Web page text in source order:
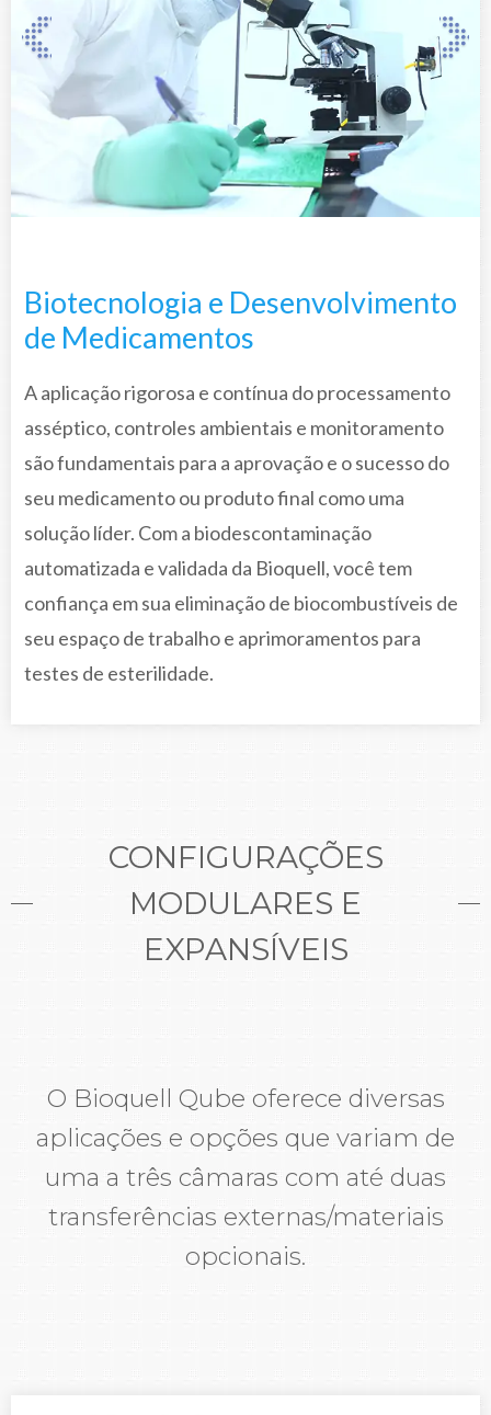
Biotecnologia e Desenvolvimento
de Medicamentos
A aplicação rigorosa e contínua do processamento
asséptico, controles ambientais e monitoramento
são fundamentais para a aprovação e o sucesso do
seu medicamento ou produto final como uma
solução líder. Com a biodescontaminação
automatizada e validada da Bioquell, você tem
confiança em sua eliminação de biocombustíveis de
seu espaço de trabalho e aprimoramentos para
testes de esterilidade.
CONFIGURAÇÕES
MODULARES E
EXPANSÍVEIS
O Bioquell Qube oferece diversas
aplicações e opções que variam de
uma a três câmaras com até duas
transferências externas/materiais
opcionais.